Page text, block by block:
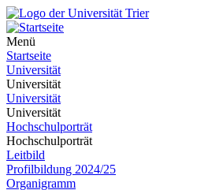
Menü
Startseite
Universität
Universität
Universität
Universität
Hochschulporträt
Hochschulporträt
Leitbild
Profilbildung 2024/25
Organigramm